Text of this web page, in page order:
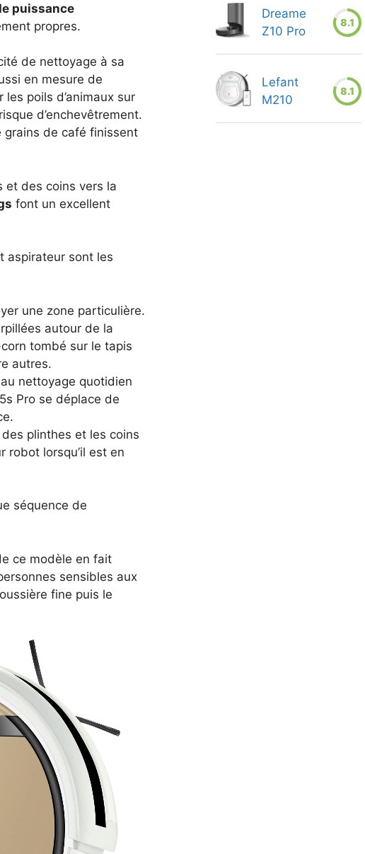
puissance
propres.
de nettoyage à sa
en mesure de
poils d’animaux sur
d’enchevêtrement.
grains de café finissent
et des coins vers la
font un excellent
aspirateur sont les
une zone particulière.
autour de la
tombé sur le tapis
autres.
nettoyage quotidien
Pro se déplace de
plinthes et les coins
robot lorsqu’il est en
séquence de
ce modèle en fait
sensibles aux
fine puis le
Dreame
Z10 Pro
8.1
Lefant
M210
8.1